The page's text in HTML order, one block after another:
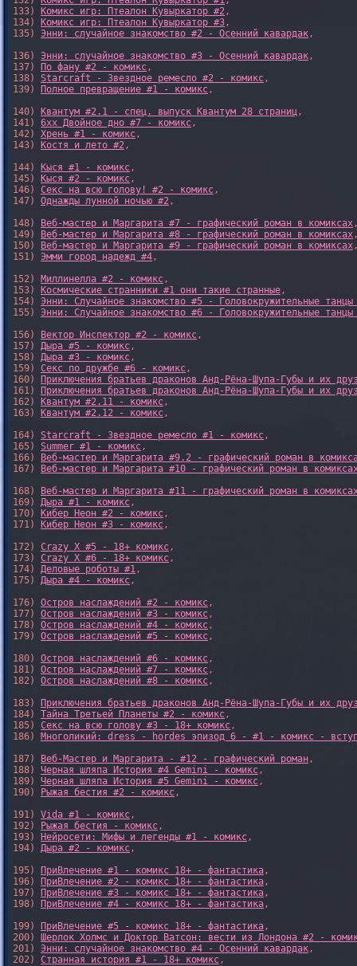
133)
Комикс игр: Птеалон Кувыркатор #2,
134)
Комикс игр: Птеалон Кувыркатор #3,
135) Энни: случайное знакомство #2 - Осенний кавардак,
136) Энни: случайное знакомство #3 - Осенний кавардак,
137)
По фану #2 - комикс,
138) Starcraft - Звездное ремесло #2 - комикс,
139)
Полное превращение #1 - комикс,
140)
Квантум #2.1 - спец. выпуск Квантум 28 страниц,
141) 6xx Двойное дно #7 - комикс,
142) Хрень #1 - комикс,
143)
Костя и лето #2,
144)
Кыся #1 - комикс,
145)
Кыся #2 - комикс,
146) Секс на всю голову! #2 - комикс,
147) Однажды лунной ночью #2,
148)
Веб-мастер и Маргарита #7 - графический роман в комиксах
149)
Веб-мастер и Маргарита #8 - графический роман в комиксах
150)
Веб-мастер и Маргарита #9 - графический роман в комиксах
151) Эмми город надежд #4,
152) Миллинелла #2 - комикс,
153)
Космические странники #1 они такие странные,
154) Энни: Случайное знакомство #5 - Головокружительные
155) Энни: Случайное знакомство #6 - Головокружительные
156)
Вектор Инспектор #2 - комикс,
157) Дыра #5 - комикс,
158) Дыра #3 - комикс,
159) Секс по дружбе #6 - комикс,
160)
Приключения братьев драконов Анд-Рёна-Шупа-Губы и их
161)
Приключения братьев драконов Анд-Рёна-Шупа-Губы и их
162)
Квантум #2.11 - комикс,
163)
Квантум #2.12 - комикс,
164) Starcraft - Звездное ремесло #1 - комикс,
165) Summer #1 - комикс,
166)
Веб-мастер и Маргарита #9.2 - графический роман в
167)
Веб-мастер и Маргарита #10 - графический роман в
168)
Веб-мастер и Маргарита #11 - графический роман в
169) Дыра #1 - комикс,
170)
Кибер Неон #2 - комикс,
171)
Кибер Неон #3 - комикс,
172) Crazy X #5 - 18+ комикс,
173) Crazy X #6 - 18+ комикс,
174) Деловые роботы #1,
175) Дыра #4 - комикс,
176) Остров наслаждений #2 - комикс,
177) Остров наслаждений #3 - комикс,
178) Остров наслаждений #4 - комикс,
179) Остров наслаждений #5 - комикс,
180) Остров наслаждений #6 - комикс,
181) Остров наслаждений #7 - комикс,
182) Остров наслаждений #8 - комикс,
183)
Приключения братьев драконов Анд-Рёна-Шупа-Губы и их
184) Тайна Третьей Планеты #2 - комикс,
185) Секс на всю голову #3 - 18+ комикс,
186) Многоликий: dress - hordes эпизод 6 - #1 - комикс -
187)
Веб-Мастер и Маргарита - #12 - графический роман,
188) Черная шляпа История #4 Gemini - комикс,
189) Черная шляпа История #5 Gemini - комикс,
190)
Рыжая бестия #2 - комикс,
191) Vida #1 - комикс,
192)
Рыжая бестия - комикс,
193)
Нейросети: Мифы и легенды #1 - комикс,
194) Дыра #2 - комикс,
195)
ПриВлечение #1 - комикс 18+ - фантастика,
196)
ПриВлечение #2 - комикс 18+ - фантастика,
197)
ПриВлечение #3 - комикс 18+ - фантастика,
198)
ПриВлечение #4 - комикс 18+ - фантастика,
199)
ПриВлечение #5 - комикс 18+ - фантастика,
200) Шерлок Холмс и Доктор Ватсон: вести из Лондона #2 -
201) Энни: случайное знакомство #4 - Осенний кавардак,
202) Странная история #1 - 18+ комикс,